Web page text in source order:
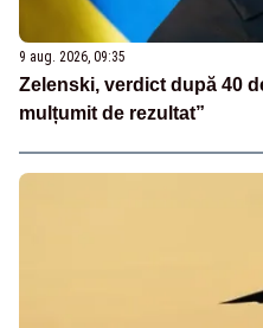
9 aug. 2026, 09:35
Zelenski, verdict după 40
mulțumit de rezultat”